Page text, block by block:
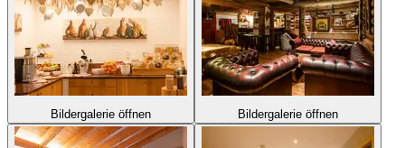
Bildergalerie öffnen Bildergalerie öffnen